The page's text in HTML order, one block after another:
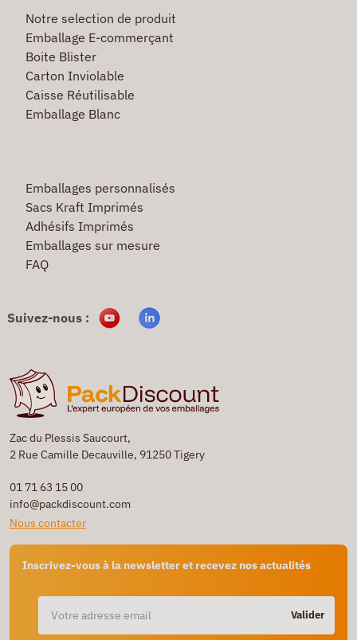
Zac du Plessis Saucourt,
2 Rue Camille Decauville, 91250 Tigery
01 71 63 15 00
info@packdiscount.com
Nous contacter
Inscrivez-vous à la newsletter et recevez nos actualités
Valider
Notre selection de produit
Emballage E-commerçant
Boite Blister
Carton Inviolable
Caisse Réutilisable
Emballage Blanc
Emballages personnalisés
Sacs Kraft Imprimés
Adhésifs Imprimés
Emballages sur mesure
FAQ
Suivez-nous :